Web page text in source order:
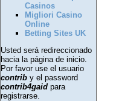
Casinos
Migliori Casino
Online
Betting Sites UK
Usted será redireccionado
hacia la página de inicio.
Por favor use el usuario
contriby el password
contrib4gaidpara
registrarse.